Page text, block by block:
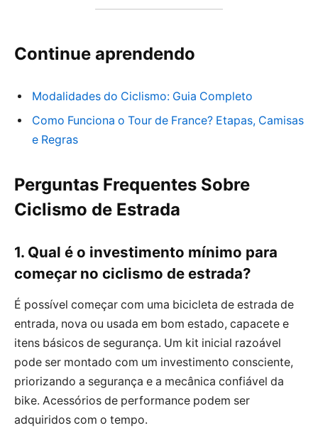
Continue aprendendo
Modalidades do Ciclismo: Guia Completo
Como Funciona o Tour de France? Etapas, Camisas
e Regras
Perguntas Frequentes Sobre
Ciclismo de Estrada
1. Qual é o investimento mínimo para
começar no ciclismo de estrada?
É possível começar com uma bicicleta de estrada de
entrada, nova ou usada em bom estado, capacete e
itens básicos de segurança. Um kit inicial razoável
pode ser montado com um investimento consciente,
priorizando a segurança e a mecânica confiável da
bike. Acessórios de performance podem ser
adquiridos com o tempo.